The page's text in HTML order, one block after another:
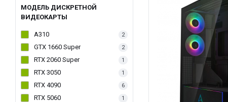
МОДЕЛЬ ДИСКРЕТНОЙ
ВИДЕОКАРТЫ
A310 2
GTX 1660 Super 2
RTX 2060 Super 1
RTX 3050 1
RTX 4090 6
RTX 5060 1